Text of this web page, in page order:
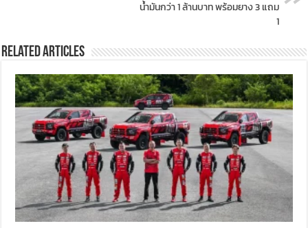
น้ำมันกว่า 1 ล้านบาท พร้อมยาง 3 แถม
1
Related Articles